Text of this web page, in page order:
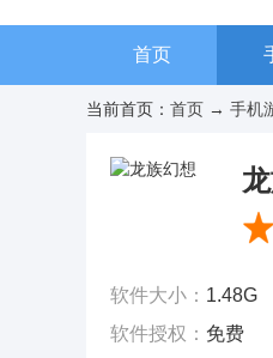
首页
当前首页： 首页 → 手机
软件大小： 1.48G
软件授权： 免费